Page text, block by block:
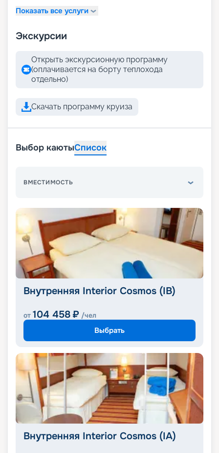
Показать все услуги
Экскурсии
Открыть экскурсионную программу
(оплачивается на борту теплохода
отдельно)
Скачать программу круиза
Выбор каютыСписок
ВМЕСТИМОСТЬ
Внутренняя Interior Cosmos (IB)
от 104 458 ₽ /чел
Выбрать
Внутренняя Interior Cosmos (IA)